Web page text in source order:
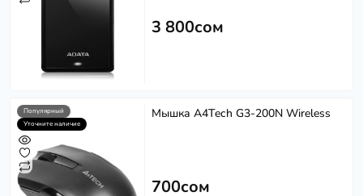
3 800сом
Популярный
Уточните наличие
Мышка A4Tech G3-200N Wireless
700сом